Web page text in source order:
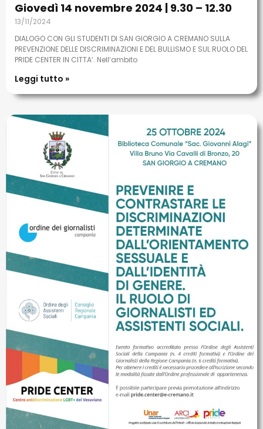
Giovedì 14 novembre 2024 | 9.30 – 12.30
13/11/2024
DIALOGO CON GLI STUDENTI DI SAN GIORGIO A CREMANO SULLA
PREVENZIONE DELLE DISCRIMINAZIONI E DEL BULLISMO E SUL RUOLO DEL
PRIDE CENTER IN CITTA’. Nell’ambito
Leggi tutto »